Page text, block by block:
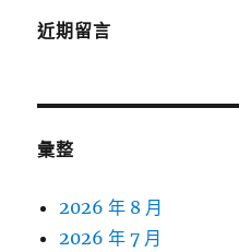
近期留言
彙整
2026 年 8 月
2026 年 7 月